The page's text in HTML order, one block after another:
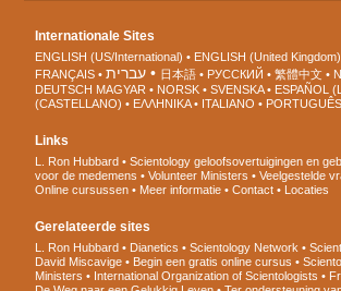
Internationale Sites
ENGLISH (US/International) ENGLISH (United Kingdom)
FRANÇAIS
עברית 日本語 РУССКИЙ 繁體中文
DEUTSCH MAGYAR NORSK SVENSKA ESPAÑOL
(CASTELLANO)
ΕΛΛΗΝΙΚA ITALIANO PORTUGUÊS
Links
L. Ron Hubbard Scientology geloofsovertuigingen en
voor de medemens
Volunteer Ministers Veelgestelde
Online cursussen
Meer informatie Contact Locaties
Gerelateerde sites
L. Ron Hubbard Dianetics Scientology Network
David Miscavige
Begin een gratis online cursus
Ministers
International Organization of Scientologists